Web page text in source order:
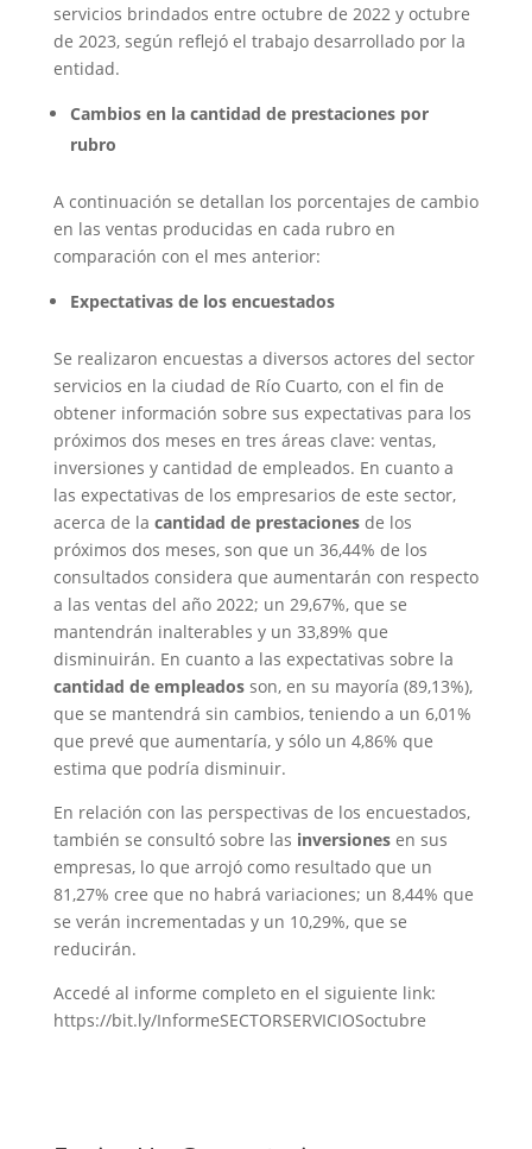
servicios brindados entre octubre de 2022 y octubre
de 2023, según reflejó el trabajo desarrollado por la
entidad.
Cambios en la cantidad de prestaciones por
rubro
A continuación se detallan los porcentajes de cambio
en las ventas producidas en cada rubro en
comparación con el mes anterior:
Expectativas de los encuestados
Se realizaron encuestas a diversos actores del sector
servicios en la ciudad de Río Cuarto, con el fin de
obtener información sobre sus expectativas para los
próximos dos meses en tres áreas clave: ventas,
inversiones y cantidad de empleados. En cuanto a
las expectativas de los empresarios de este sector,
acerca de la cantidad de prestacionesde los
próximos dos meses, son que un 36,44% de los
consultados considera que aumentarán con respecto
a las ventas del año 2022; un 29,67%, que se
mantendrán inalterables y un 33,89% que
disminuirán. En cuanto a las expectativas sobre la
cantidad de empleadosson, en su mayoría (89,13%),
que se mantendrá sin cambios, teniendo a un 6,01%
que prevé que aumentaría, y sólo un 4,86% que
estima que podría disminuir.
En relación con las perspectivas de los encuestados,
también se consultó sobre las inversionesen sus
empresas, lo que arrojó como resultado que un
81,27% cree que no habrá variaciones; un 8,44% que
se verán incrementadas y un 10,29%, que se
reducirán.
Accedé al informe completo en el siguiente link:
https://bit.ly/InformeSECTORSERVICIOSoctubre